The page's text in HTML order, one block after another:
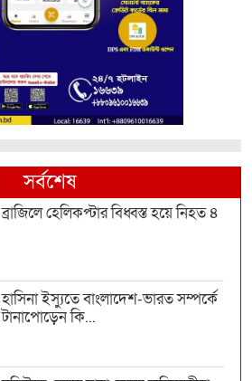
সর্বশেষ
ব্রাজিলে হেলিকপ্টার বিধ্বস্ত হয়ে নিহত ৪
হাসিনা ইস্যুতে বাংলাদেশ-ভারত সম্পর্কে
টানাপোড়েন কি...